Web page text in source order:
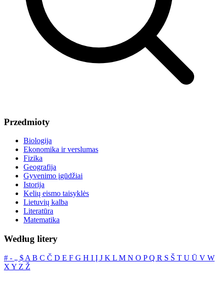
Przedmioty
Biologija
Ekonomika ir verslumas
Fizika
Geografija
Gyvenimo įgūdžiai
Istorija
Kelių eismo taisyklės
Lietuvių kalba
Literatūra
Matematika
Według litery
# ‐ „ $ A B C Č D E F G H I Į J K L M N O PQ R S Š T U Ū V W
X Y Z Ž